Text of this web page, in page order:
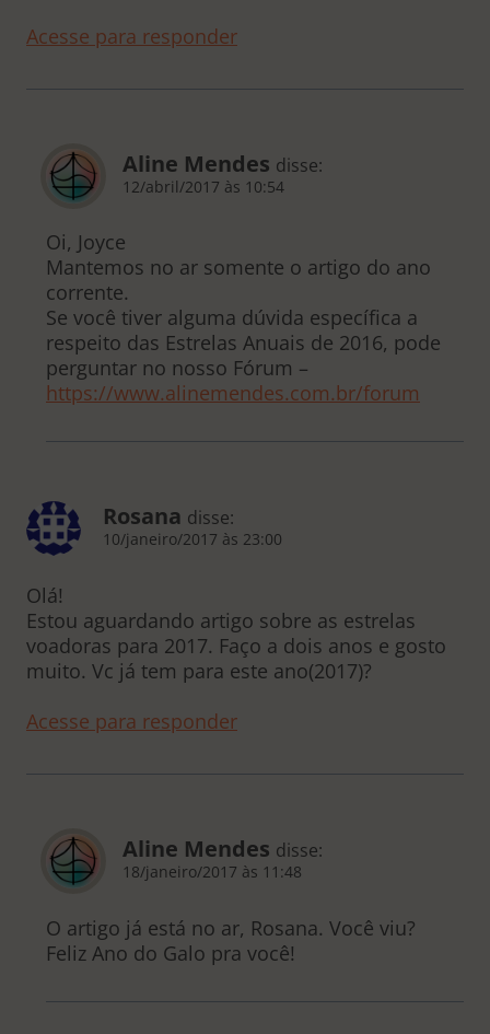
Acesse para responder
Aline Mendes disse:
12/abril/2017 às 10:54
Oi, Joyce
Mantemos no ar somente o artigo do ano
corrente.
Se você tiver alguma dúvida específica a
respeito das Estrelas Anuais de 2016, pode
perguntar no nosso Fórum –
https://www.alinemendes.com.br/forum
Rosana disse:
10/janeiro/2017 às 23:00
Olá!
Estou aguardando artigo sobre as estrelas
voadoras para 2017. Faço a dois anos e gosto
muito. Vc já tem para este ano(2017)?
Acesse para responder
Aline Mendes disse:
18/janeiro/2017 às 11:48
O artigo já está no ar, Rosana. Você viu?
Feliz Ano do Galo pra você!